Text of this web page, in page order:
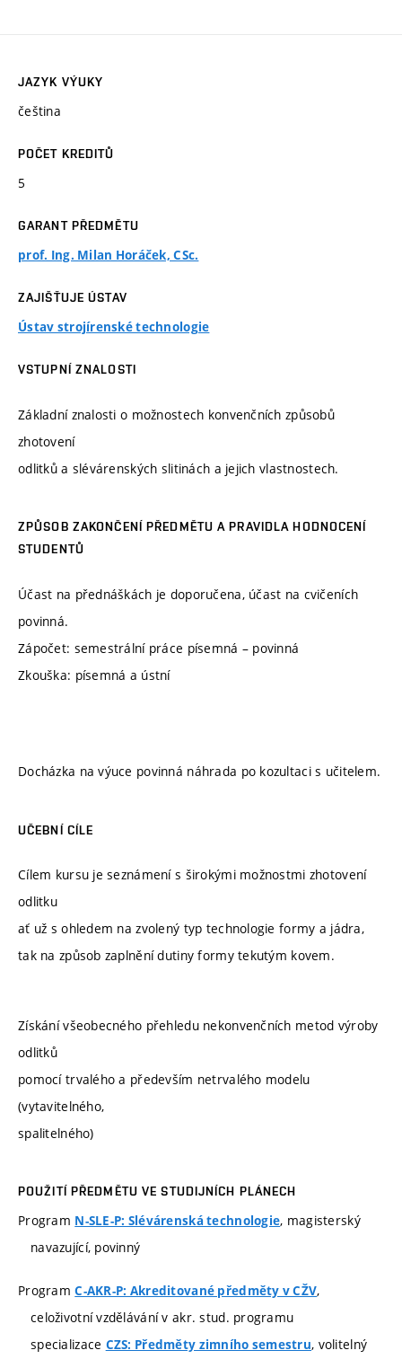
JAZYK VÝUKY
čeština
POČET KREDITŮ
5
GARANT PŘEDMĚTU
prof. Ing. Milan Horáček, CSc.
ZAJIŠŤUJE ÚSTAV
Ústav strojírenské technologie
VSTUPNÍ ZNALOSTI
Základní znalosti o možnostech konvenčních způsobů
zhotovení
odlitků a slévárenských slitinách a jejich vlastnostech.
ZPŮSOB ZAKONČENÍ PŘEDMĚTU A PRAVIDLA HODNOCENÍ
STUDENTŮ
Účast na přednáškách je doporučena, účast na cvičeních
povinná.
Zápočet: semestrální práce písemná – povinná
Zkouška: písemná a ústní
Docházka na výuce povinná náhrada po kozultaci s učitelem.
UČEBNÍ CÍLE
Cílem kursu je seznámení s širokými možnostmi zhotovení
odlitku
ať už s ohledem na zvolený typ technologie formy a jádra,
tak na způsob zaplnění dutiny formy tekutým kovem.
Získání všeobecného přehledu nekonvenčních metod výroby
odlitků
pomocí trvalého a především netrvalého modelu
(vytavitelného,
spalitelného)
POUŽITÍ PŘEDMĚTU VE STUDIJNÍCH PLÁNECH
Program N-SLE-P: Slévárenská technologie, magisterský
navazující, povinný
ProgramC-AKR-P: Akreditované předměty v CŽV,
celoživotní vzdělávání v akr. stud. programu
specializace CZS: Předměty zimního semestru, volitelný